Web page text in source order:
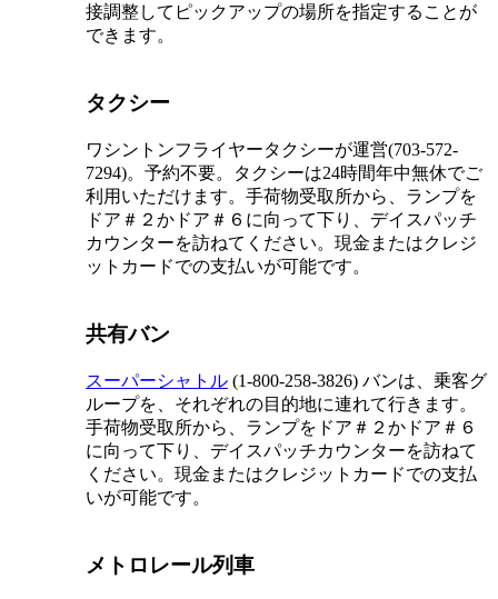
接調整してピックアップの場所を指定することが
できます。
タクシー
ワシントンフライヤータクシーが運営(703-572-
7294)。予約不要。タクシーは24時間年中無休でご
利用いただけます。手荷物受取所から、ランプを
ドア＃２かドア＃６に向って下り、デイスパッチ
カウンターを訪ねてください。現金またはクレジ
ットカードでの支払いが可能です。
共有バン
スーパーシャトル (1-800-258-3826) バンは、乗客グ
ループを、それぞれの目的地に連れて行きます。
手荷物受取所から、ランプをドア＃２かドア＃６
に向って下り、デイスパッチカウンターを訪ねて
ください。現金またはクレジットカードでの支払
いが可能です。
メトロレール列車